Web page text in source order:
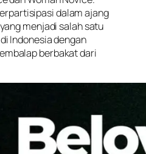
dalam ajang
menjadi salah satu
Indonesia dengan
berbakat dari